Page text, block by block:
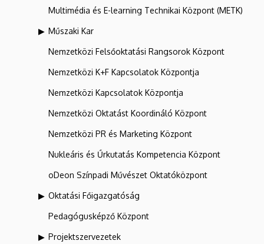
Multimédia és E-learning Technikai Központ (METK)
Műszaki Kar
Nemzetközi Felsőoktatási Rangsorok Központ
Nemzetközi K+F Kapcsolatok Központja
Nemzetközi Kapcsolatok Központja
Nemzetközi Oktatást Koordináló Központ
Nemzetközi PR és Marketing Központ
Nukleáris és Űrkutatás Kompetencia Központ
oDeon Színpadi Művészet Oktatóközpont
Oktatási Főigazgatóság
Pedagógusképző Központ
Projektszervezetek